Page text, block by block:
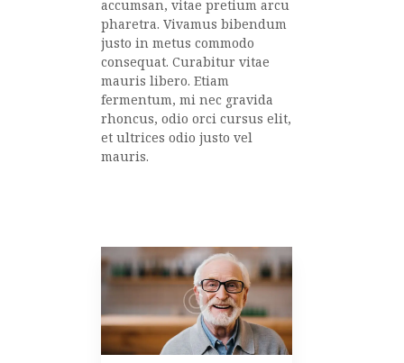
accumsan, vitae pretium arcu
pharetra. Vivamus bibendum
justo in metus commodo
consequat. Curabitur vitae
mauris libero. Etiam
fermentum, mi nec gravida
rhoncus, odio orci cursus elit,
et ultrices odio justo vel
mauris.